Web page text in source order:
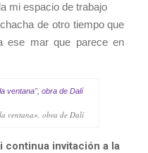
mi espacio de trabajo
de otro tiempo que
mar que parece en
ventana», obra de Dalí
continua invitación a la